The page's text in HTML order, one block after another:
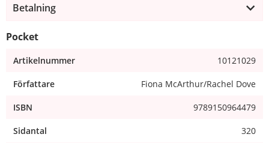
Betalning
Pocket
Artikelnummer 10121029
Författare Fiona McArthur/Rachel Dove
ISBN 9789150964479
Sidantal 320